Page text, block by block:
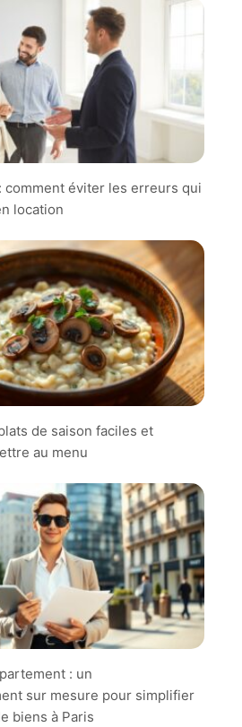
comment éviter les erreurs qui
location
de saison faciles et
au menu
: un
sur mesure pour simplifier
biens à Paris